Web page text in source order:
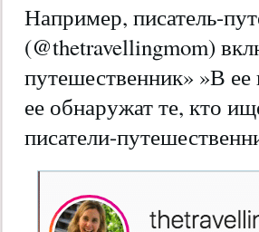
Например, писатель-
(@thetravellingmom)
путешественник» »В
ее обнаружат те, кто
писатели-